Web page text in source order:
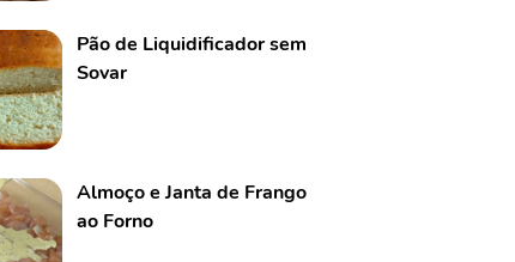
Pão de Liquidificador sem
Sovar
Almoço e Janta de Frango
ao Forno